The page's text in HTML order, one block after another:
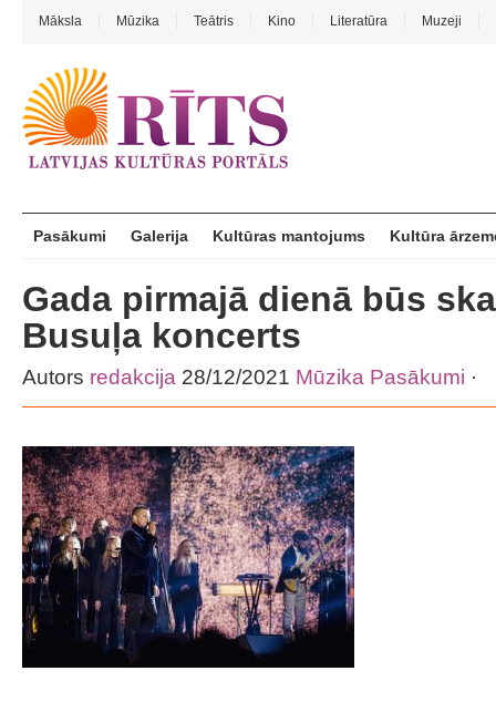
Māksla Mūzika Teātris Kino Literatūra Muzeji
Pasākumi Galerija Kultūras mantojums Kultūra
Gada pirmajā dienā būs
Busuļa koncerts
Autors redakcija 28/12/2021 Mūzika Pasākumi ·